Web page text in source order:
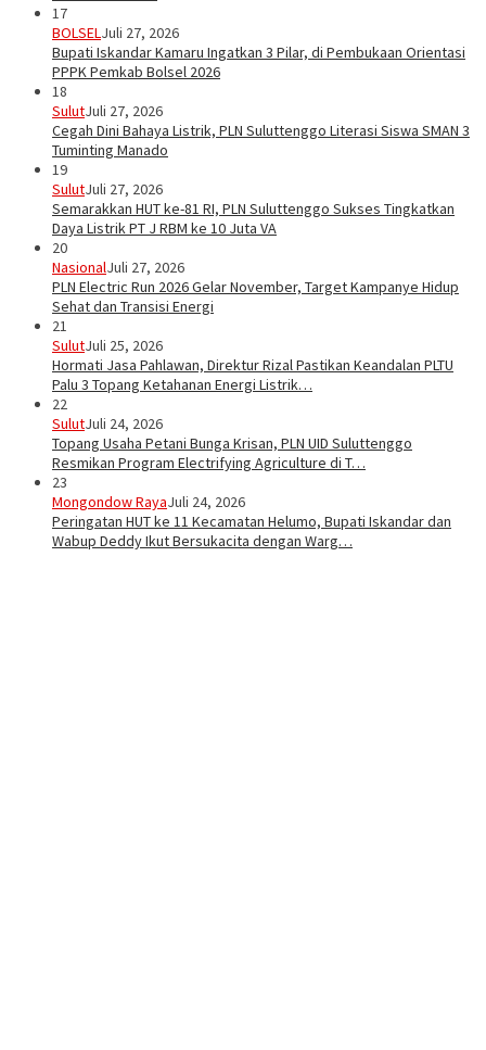
17
BOLSELJuli 27, 2026
Bupati Iskandar Kamaru Ingatkan 3 Pilar, di Pembukaan Orientasi
PPPK Pemkab Bolsel 2026
18
SulutJuli 27, 2026
Cegah Dini Bahaya Listrik, PLN Suluttenggo Literasi Siswa SMAN 3
Tuminting Manado
19
SulutJuli 27, 2026
Semarakkan HUT ke-81 RI, PLN Suluttenggo Sukses Tingkatkan
Daya Listrik PT J RBM ke 10 Juta VA
20
NasionalJuli 27, 2026
PLN Electric Run 2026 Gelar November, Target Kampanye Hidup
Sehat dan Transisi Energi
21
SulutJuli 25, 2026
Hormati Jasa Pahlawan, Direktur Rizal Pastikan Keandalan PLTU
Palu 3 Topang Ketahanan Energi Listrik…
22
SulutJuli 24, 2026
Topang Usaha Petani Bunga Krisan, PLN UID Suluttenggo
Resmikan Program Electrifying Agriculture di T…
23
Mongondow RayaJuli 24, 2026
Peringatan HUT ke 11 Kecamatan Helumo, Bupati Iskandar dan
Wabup Deddy Ikut Bersukacita dengan Warg…